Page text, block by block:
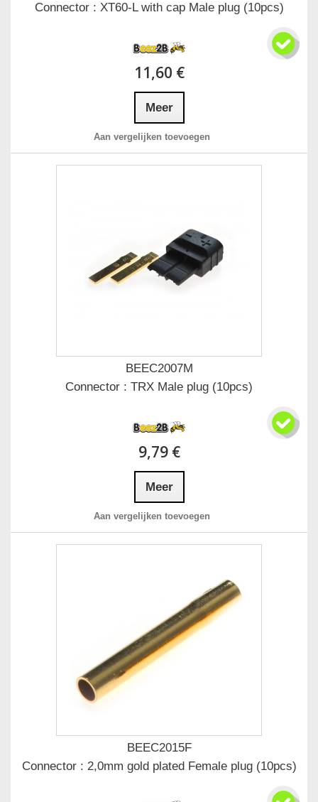
Connector : XT60-L with cap Male plug (10pcs)
11,60 €
Meer
Aan vergelijken toevoegen
BEEC2007M
Connector : TRX Male plug (10pcs)
9,79 €
Meer
Aan vergelijken toevoegen
BEEC2015F
Connector : 2,0mm gold plated Female plug (10pcs)